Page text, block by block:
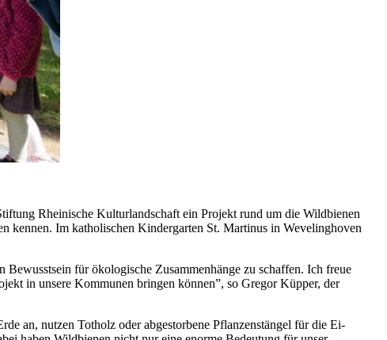
Rheinische Kulturlandschaft ein Projekt rund um die Wildbienen
kennen. Im katholischen Kindergarten St. Martinus in Wevelinghoven
für ökologische Zusammenhänge zu schaffen. Ich freue
in unsere Kommunen bringen können”, so Gregor Küpper, der
an, nutzen Totholz oder abgestorbene Pflanzenstängel für die Ei-